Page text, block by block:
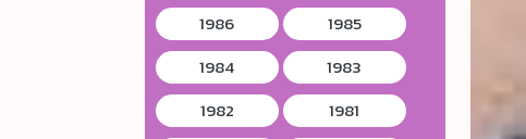
1986
1985
1984
1983
1982
1981